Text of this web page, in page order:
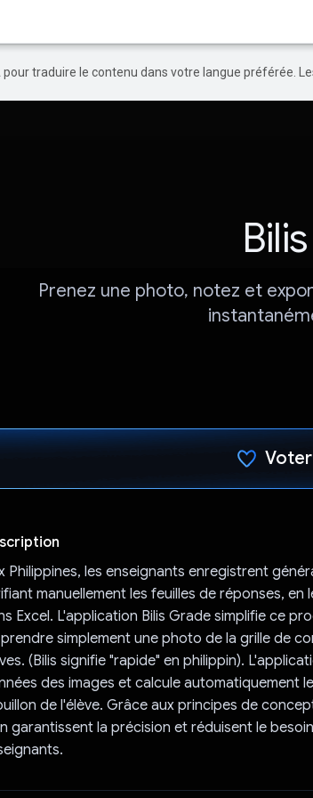
traduire le contenu dans votre langue préférée.
Bilis
Prenez une photo, notez et
Voter
Philippines, les enseignants enregistrent
manuellement les feuilles de réponses,
Excel. L'application Bilis Grade simplifie ce
simplement une photo de la grille de
(Bilis signifie "rapide" en philippin).
des images et calcule automatiquement
de l'élève. Grâce aux principes de
garantissent la précision et réduisent le